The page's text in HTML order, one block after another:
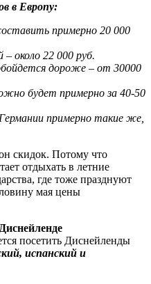
в Европу:
примерно 20 000
около 22 000 руб.
дороже – от 30000
будет примерно за 40-50
примерно такие же,
скидок. Потому что
отдыхать в летние
где тоже празднуют
мая цены
посетить Диснейленды
испанский и